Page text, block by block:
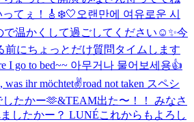
てぇ！🎸 ❄️🤍 오랜만에 여유로운 시
で温かくして過ごしてください☺️✨今
前にちょっとだけ質問タイムします
I go to bed~~ 아무거나 물어보세용👍
was ihr möchtet✌️road not taken スペシ
たかー🫶&TEAM出た〜！！ みなさ
したかー？ LUNÉこれからもよろし